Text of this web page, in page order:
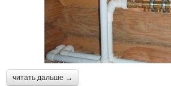
читать дальше →